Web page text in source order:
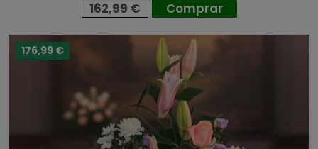
162,99 € Comprar
176,99 €